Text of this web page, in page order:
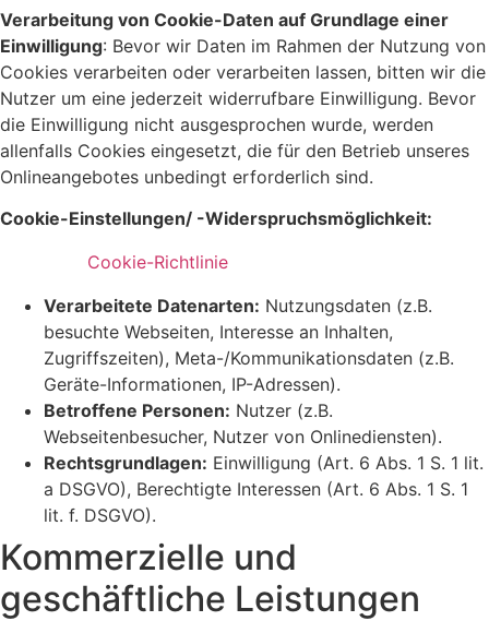
Verarbeitung von Cookie-Daten auf Grundlage einer
Einwilligung: Bevor wir Daten im Rahmen der Nutzung von
Cookies verarbeiten oder verarbeiten lassen, bitten wir die
Nutzer um eine jederzeit widerrufbare Einwilligung. Bevor
die Einwilligung nicht ausgesprochen wurde, werden
allenfalls Cookies eingesetzt, die für den Betrieb unseres
Onlineangebotes unbedingt erforderlich sind.
Cookie-Einstellungen/ -Widerspruchsmöglichkeit:
Cookie-Richtlinie
Verarbeitete Datenarten: Nutzungsdaten (z.B.
besuchte Webseiten, Interesse an Inhalten,
Zugriffszeiten), Meta-/Kommunikationsdaten (z.B.
Geräte-Informationen, IP-Adressen).
Betroffene Personen: Nutzer (z.B.
Webseitenbesucher, Nutzer von Onlinediensten).
Rechtsgrundlagen: Einwilligung (Art. 6 Abs. 1 S. 1 lit.
a DSGVO), Berechtigte Interessen (Art. 6 Abs. 1 S. 1
lit. f. DSGVO).
Kommerzielle und
geschäftliche Leistungen